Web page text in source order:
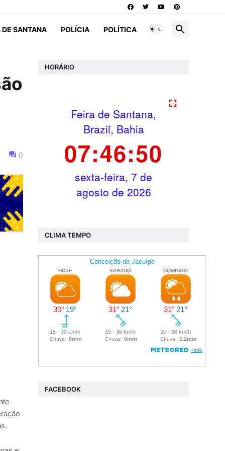
DE SANTANA POLÍCIA POLÍTICA
0
HORÁRIO
CLIMA TEMPO
FACEBOOK